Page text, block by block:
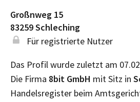
Großnweg 15
83259Schleching
Für registrierte Nutzer
Das Profil wurde zuletzt am
Die Firma 8bit GmbH mit Sitz in
Handelsregister beim